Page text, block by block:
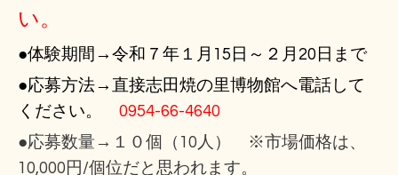
い。
●体験期間→令和７年１月15日～２月20日まで
●応募方法→直接志田焼の里博物館へ電話して
ください。 0954-66-4640
●応募数量→１０個（10人） ※市場価格は、
10,000円/個位だと思われます。